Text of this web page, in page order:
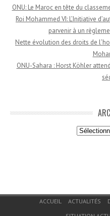
ONU: Le Maroc en tête du
Roi Mohammed VI: L’Initiative
parvenir à un
Nette évolution des droits de
ONU-Sahara : Horst Köhler
Archives
Menu du bas de page
ACCUEIL ACTUALITÉS